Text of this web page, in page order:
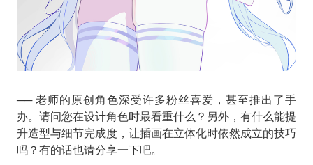
── 老师的原创角色深受许多粉丝喜爱，甚至推出了手
办。请问您在设计角色时最看重什么？另外，有什么能提
升造型与细节完成度，让插画在立体化时依然成立的技巧
吗？有的话也请分享一下吧。